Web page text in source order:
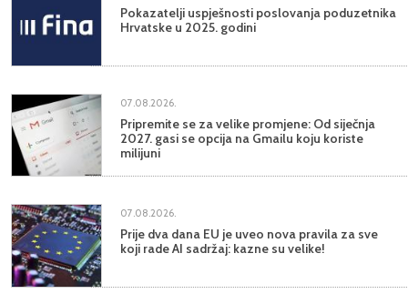
Pokazatelji uspješnosti poslovanja poduzetnika
Hrvatske u 2025. godini
07.08.2026.
Pripremite se za velike promjene: Od siječnja
2027. gasi se opcija na Gmailu koju koriste
milijuni
07.08.2026.
Prije dva dana EU je uveo nova pravila za sve
koji rade AI sadržaj: kazne su velike!